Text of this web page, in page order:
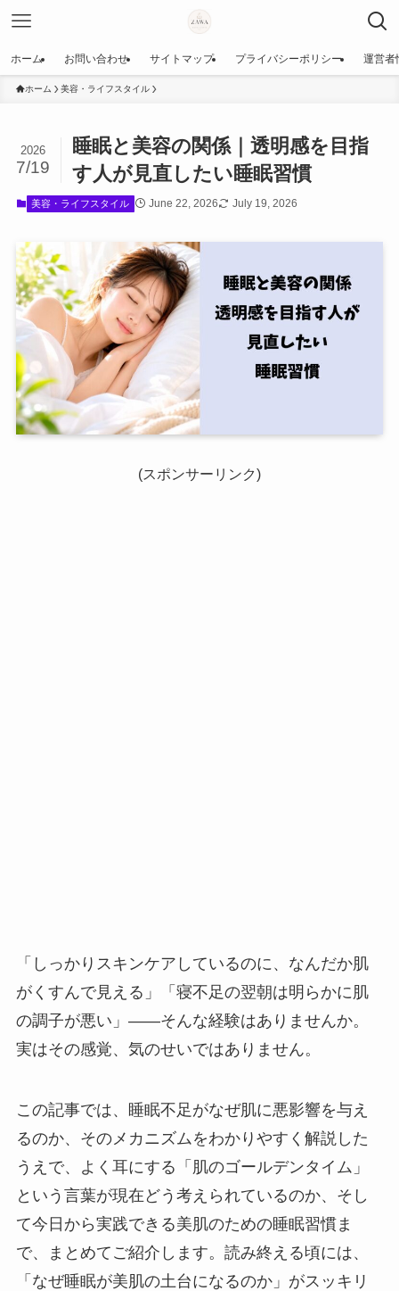
ホーム お問い合わせ サイトマップ プライバシーポリシー 運営者
ホーム 美容・ライフスタイル
睡眠と美容の関係｜透明感を目指
す人が見直したい睡眠習慣
2026
7/19
美容・ライフスタイル June 22, 2026 July 19, 2026
(スポンサーリンク)
「しっかりスキンケアしているのに、なんだか肌
がくすんで見える」「寝不足の翌朝は明らかに肌
の調子が悪い」——そんな経験はありませんか。
実はその感覚、気のせいではありません。
この記事では、睡眠不足がなぜ肌に悪影響を与え
るのか、そのメカニズムをわかりやすく解説した
うえで、よく耳にする「肌のゴールデンタイム」
という言葉が現在どう考えられているのか、そし
て今日から実践できる美肌のための睡眠習慣ま
で、まとめてご紹介します。読み終える頃には、
「なぜ睡眠が美肌の土台になるのか」がスッキリ